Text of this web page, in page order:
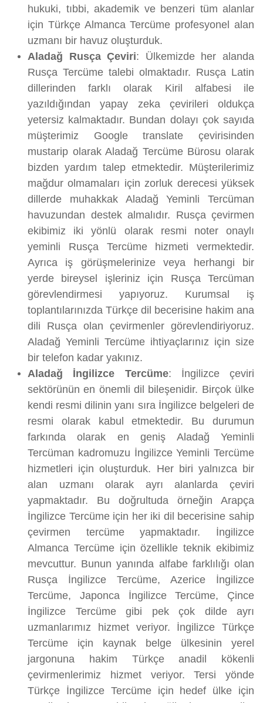
hukuki, tıbbi, akademik ve benzeri tüm alanlar
için Türkçe Almanca Tercüme profesyonel alan
uzmanı bir havuz oluşturduk.
Aladağ Rusça Çeviri: Ülkemizde her alanda
Rusça Tercüme talebi olmaktadır. Rusça Latin
dillerinden farklı olarak Kiril alfabesi ile
yazıldığından yapay zeka çevirileri oldukça
yetersiz kalmaktadır. Bundan dolayı çok sayıda
müşterimiz Google translate çevirisinden
mustarip olarak Aladağ Tercüme Bürosu olarak
bizden yardım talep etmektedir. Müşterilerimiz
mağdur olmamaları için zorluk derecesi yüksek
dillerde muhakkak Aladağ Yeminli Tercüman
havuzundan destek almalıdır. Rusça çevirmen
ekibimiz iki yönlü olarak resmi noter onaylı
yeminli Rusça Tercüme hizmeti vermektedir.
Ayrıca iş görüşmelerinize veya herhangi bir
yerde bireysel işleriniz için Rusça Tercüman
görevlendirmesi yapıyoruz. Kurumsal iş
toplantılarınızda Türkçe dil becerisine hakim ana
dili Rusça olan çevirmenler görevlendiriyoruz.
Aladağ Yeminli Tercüme ihtiyaçlarınız için size
bir telefon kadar yakınız.
Aladağ İngilizce Tercüme: İngilizce çeviri
sektörünün en önemli dil bileşenidir. Birçok ülke
kendi resmi dilinin yanı sıra İngilizce belgeleri de
resmi olarak kabul etmektedir. Bu durumun
farkında olarak en geniş Aladağ Yeminli
Tercüman kadromuzu İngilizce Yeminli Tercüme
hizmetleri için oluşturduk. Her biri yalnızca bir
alan uzmanı olarak ayrı alanlarda çeviri
yapmaktadır. Bu doğrultuda örneğin Arapça
İngilizce Tercüme için her iki dil becerisine sahip
çevirmen tercüme yapmaktadır. İngilizce
Almanca Tercüme için özellikle teknik ekibimiz
mevcuttur. Bunun yanında alfabe farklılığı olan
Rusça İngilizce Tercüme, Azerice İngilizce
Tercüme, Japonca İngilizce Tercüme, Çince
İngilizce Tercüme gibi pek çok dilde ayrı
uzmanlarımız hizmet veriyor. İngilizce Türkçe
Tercüme için kaynak belge ülkesinin yerel
jargonuna hakim Türkçe anadil kökenli
çevirmenlerimiz hizmet veriyor. Tersi yönde
Türkçe İngilizce Tercüme için hedef ülke için